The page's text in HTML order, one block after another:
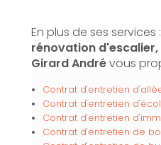
En plus de ses services :
rénovation
Girard Andrévous
Contrat d'entretien
Contrat d'entretien
Contrat d'entretien
Contrat d'entretien de